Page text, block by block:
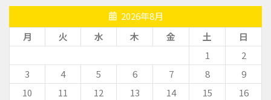
2026年8月
月
火 水 木 金 土
日
1
2
3
4 5 6 7 8
9
10
11 12 13 14 15
16